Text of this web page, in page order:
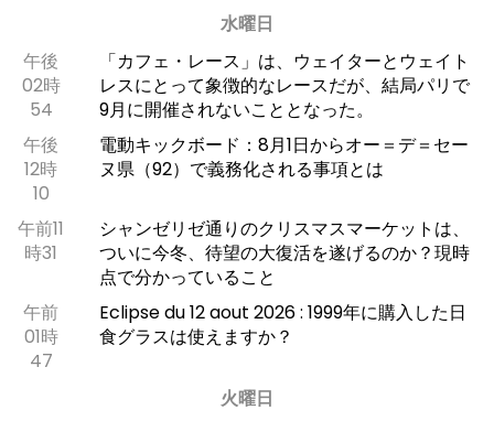
水曜日
午後
02時
54
「カフェ・レース」は、ウェイターとウェイト
レスにとって象徴的なレースだが、結局パリで
9月に開催されないこととなった。
午後
12時
10
電動キックボード：8月1日からオー＝デ＝セー
ヌ県（92）で義務化される事項とは
午前11
時31
シャンゼリゼ通りのクリスマスマーケットは、
ついに今冬、待望の大復活を遂げるのか？現時
点で分かっていること
午前
01時
47
Eclipse du 12 aout 2026 : 1999年に購入した日
食グラスは使えますか？
火曜日